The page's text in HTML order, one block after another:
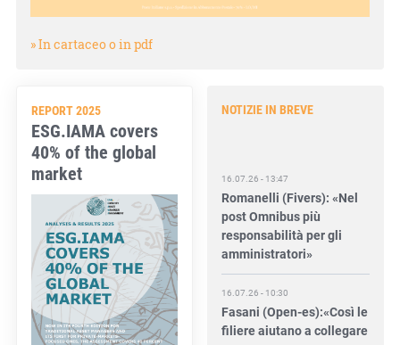
» In cartaceo o in pdf
REPORT 2025
ESG.IAMA covers
40% of the global
market
NOTIZIE IN BREVE
Romanelli (Fivers): «Nel
post Omnibus più
responsabilità per gli
amministratori»
16.07.26 - 10:30
Fasani (Open-es):«Così le
filiere aiutano a collegare
competitività e